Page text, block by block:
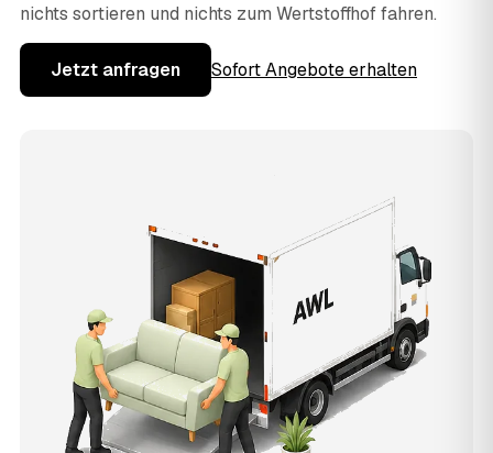
nichts sortieren und nichts zum Wertstoffhof fahren.
Jetzt anfragen Sofort Angebote erhalten